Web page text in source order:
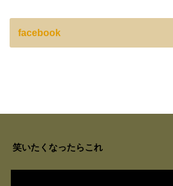
facebook
笑いたくなったらこれ